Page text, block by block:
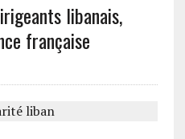
libanais,
française